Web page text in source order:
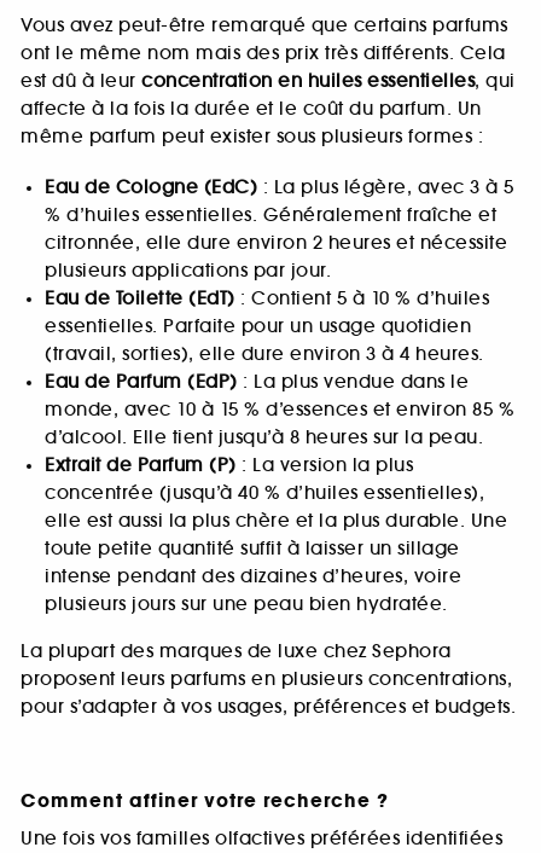
Vous avez peut-être remarqué que certains parfums
ont le même nom mais des prix très différents. Cela
est dû à leur concentration en huiles essentielles, qui
affecte à la fois la durée et le coût du parfum. Un
même parfum peut exister sous plusieurs formes :
Eau de Cologne (EdC) : La plus légère, avec 3 à 5
% d’huiles essentielles. Généralement fraîche et
citronnée, elle dure environ 2 heures et nécessite
plusieurs applications par jour.
Eau de Toilette (EdT) : Contient 5 à 10 % d’huiles
essentielles. Parfaite pour un usage quotidien
(travail, sorties), elle dure environ 3 à 4 heures.
Eau de Parfum (EdP) : La plus vendue dans le
monde, avec 10 à 15 % d’essences et environ 85 %
d’alcool. Elle tient jusqu’à 8 heures sur la peau.
Extrait de Parfum (P) : La version la plus
concentrée (jusqu’à 40 % d’huiles essentielles),
elle est aussi la plus chère et la plus durable. Une
toute petite quantité suffit à laisser un sillage
intense pendant des dizaines d’heures, voire
plusieurs jours sur une peau bien hydratée.
La plupart des marques de luxe chez Sephora
proposent leurs parfums en plusieurs concentrations,
pour s’adapter à vos usages, préférences et budgets.
Comment affiner votre recherche ?
Une fois vos familles olfactives préférées identifiées